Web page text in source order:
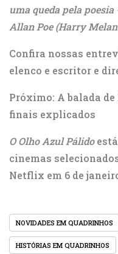
uma queda pela
Allan Poe (Harry
Confira nossas
elenco e escritor e
Próximo: A balada de
finais explicados
O Olho Azul Pálido
cinemas
Netflix em 6 de
NOVIDADES EM QUADRINHOS
HISTÓRIAS EM QUADRINHOS